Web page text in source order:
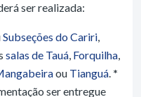
ser realizada:
Subseções do Cariri,
salas de Tauá, Forquilha,
ou Tianguá. *
ser entregue